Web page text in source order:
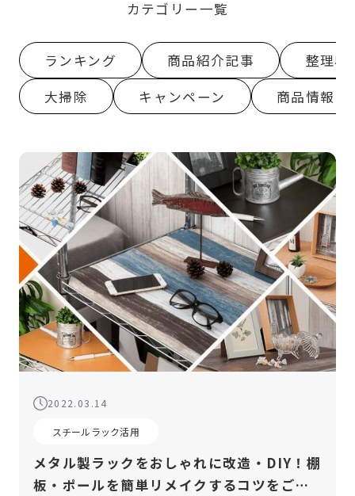
カテゴリー一覧
ランキング 商品紹介記事
整理収
大掃除
キャンペーン 商品情報
2022.03.14
スチールラック活用
メタル製ラックをおしゃれに改造・DIY！棚
板・ポールを簡単リメイクするコツをご紹